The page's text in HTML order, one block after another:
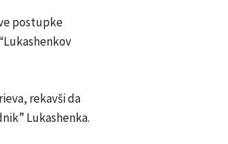
postupke
rekavši da
Lukashenka.